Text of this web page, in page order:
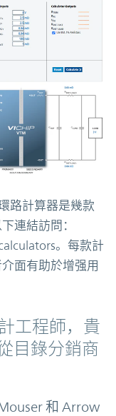
路計算器是幾款
連結訪問：
。每款計
面有助於增强用
工程師，貴
目錄分銷商
和 Arrow